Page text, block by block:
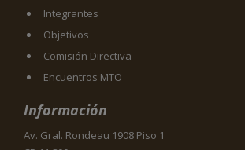
Integrantes
Objetivos
Comisión Directiva
Encuentros MTO
Información
Av. Gral. Rondeau 1908 Piso 1